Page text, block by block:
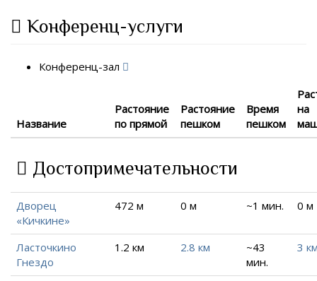
Конференц-услуги
Конференц-зал
Название
Растояние
по прямой
Растояние
пешком
Время
пешком
на
Достопримечательности
Дворец
«Кичкине»
472 м 0 м ~1 мин. 0 м
Ласточкино
Гнездо
1.2 км 2.8 км
~43
мин.
3